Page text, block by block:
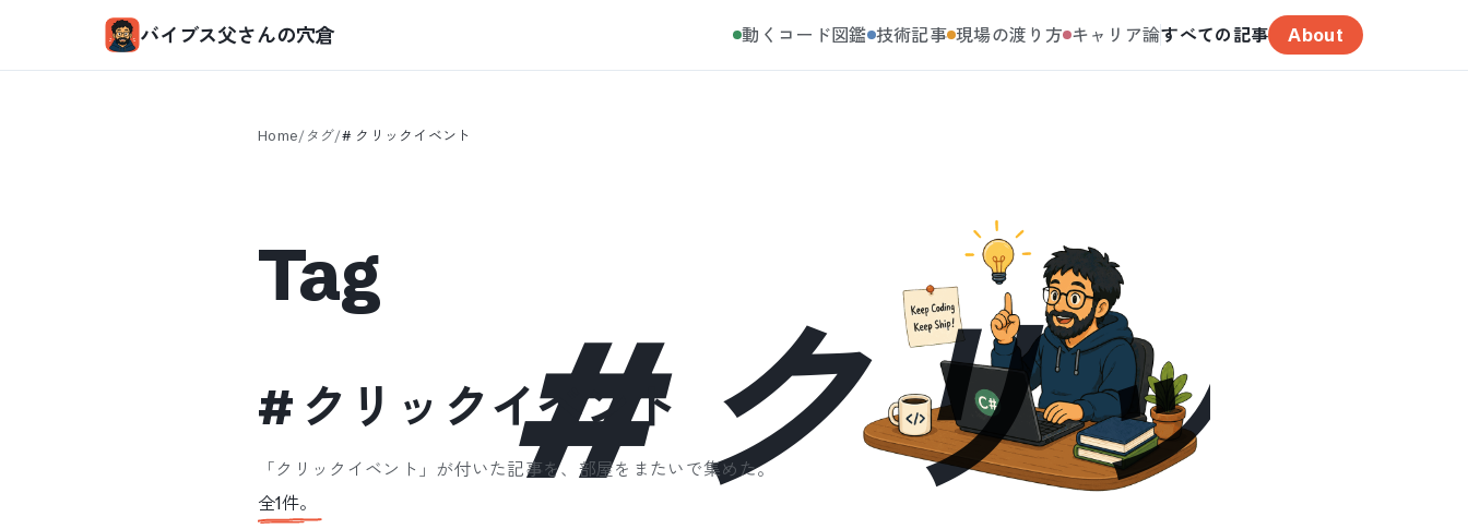
バイブス父さんの穴倉 動くコード図鑑 技術記事 現場の渡り方 キャリア論すべての記事 About
Home/タグ/# クリックイベント
#クリッ
Tag
# クリックイベント
「クリックイベント 」が付いた記事を、部屋をまたいで集めた。
全1件。